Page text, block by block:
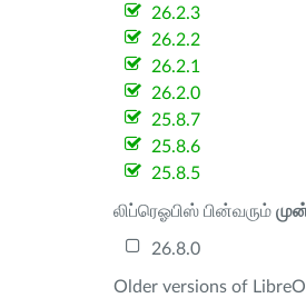
26.2.3
26.2.2
26.2.1
26.2.0
25.8.7
25.8.6
25.8.5
லிப்ரெஓபிஸ் பின்வரும்
26.8.0
Older versions of